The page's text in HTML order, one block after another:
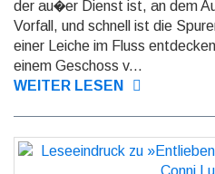
der au�er Dienst ist, an dem
Vorfall, und schnell ist die
einer Leiche im Fluss
einem Geschoss v...
WEITER LESEN